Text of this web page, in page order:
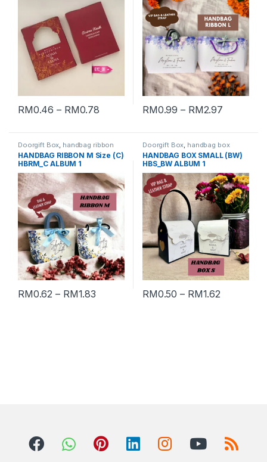
RM0.46 – RM0.78 RM0.99 – RM2.97
Doorgift Box handbag ribbon
medium
HANDBAG RIBBON M Size (C)
HBRM_C ALBUM 1
RM0.62 – RM1.83
Doorgift Box handbag box
small
HANDBAG BOX SMALL (BW)
HBS_BW ALBUM 1
RM0.50 – RM1.62